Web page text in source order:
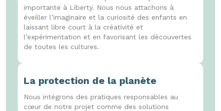
importante à Liberty. Nous nous attachons à
éveiller l’imaginaire et la curiosité des enfants en
laissant libre court à la créativité et
l’expérimentation et en favorisant les découvertes
de toutes les cultures.
La protection de la planète
Nous intégrons des pratiques responsables au
cœur de notre projet comme des solutions